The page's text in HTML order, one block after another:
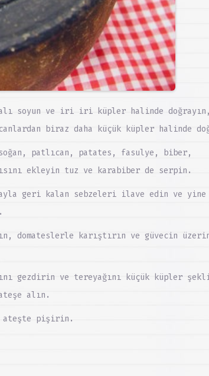
soyun ve iri iri küpler halinde doğrayın,
biraz daha küçük küpler halinde
soğan, patlıcan, patates, fasulye, biber,
ekleyin tuz ve karabiber de serpin.
geri kalan sebzeleri ilave edin ve
domateslerle karıştırın ve güvecin
gezdirin ve tereyağını küçük küpler
alın.
ateşte pişirin.